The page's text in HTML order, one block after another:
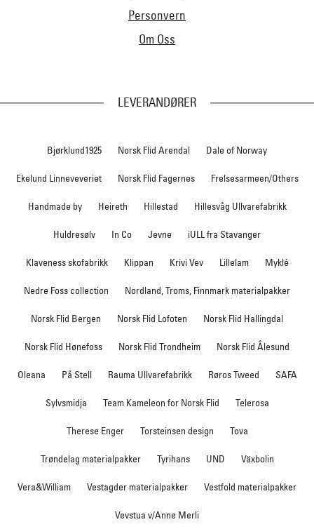
Personvern
Om Oss
LEVERANDØRER
Bjørklund1925 Norsk Flid Arendal Dale of Norway
Ekelund Linneveveriet Norsk Flid Fagernes Frelsesarmeen/Others
Handmade by Heireth Hillestad Hillesvåg Ullvarefabrikk
Huldresølv In Co Jevne iULL fra Stavanger
Klaveness skofabrikk Klippan Krivi Vev Lillelam Myklé
Nedre Foss collection Nordland, Troms, Finnmark materialpakker
Norsk Flid Bergen Norsk Flid Lofoten Norsk Flid Hallingdal
Norsk Flid Hønefoss Norsk Flid Trondheim Norsk Flid Ålesund
Oleana På Stell Rauma Ullvarefabrikk Røros Tweed SAFA
Sylvsmidja Team Kameleon for Norsk Flid Telerosa
Therese Enger Torsteinsen design Tova
Trøndelag materialpakker Tyrihans UND Växbolin
Vera&William Vestagder materialpakker Vestfold materialpakker
Vevstua v/Anne Merli